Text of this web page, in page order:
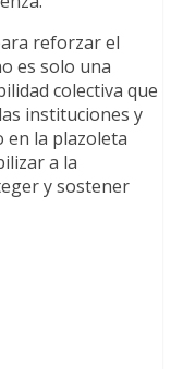
reforzar el
es solo una
colectiva que
instituciones y
en la plazoleta
a la
y sostener